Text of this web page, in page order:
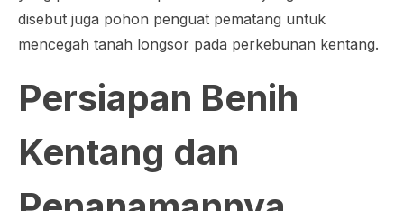
disebut juga pohon penguat pematang untuk
mencegah tanah longsor pada perkebunan kentang.
Persiapan Benih
Kentang dan